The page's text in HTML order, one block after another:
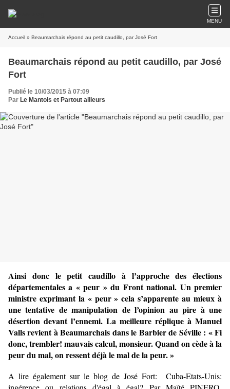
MENU
Accueil » Beaumarchais répond au petit caudillo, par José Fort
Beaumarchais répond au petit caudillo, par José
Fort
Publié le 10/03/2015 à 07:09
Par Le Mantois et Partout ailleurs
Ainsi donc le petit caudillo à l’approche des élections
départementales a « peur » du Front national. Un premier
ministre exprimant la « peur » cela s’apparente au mieux à
une tentative de manipulation de l’opinion au pire à une
désertion devant l’ennemi. La meilleure réplique à Manuel
Valls revient à Beaumarchais dans le Barbier de Séville : « Fi
donc, trembler! mauvais calcul, monsieur. Quand on cède à la
peur du mal, on ressent déjà le mal de la peur. »
A lire également sur le blog de José Fort: Cuba-Etats-Unis: